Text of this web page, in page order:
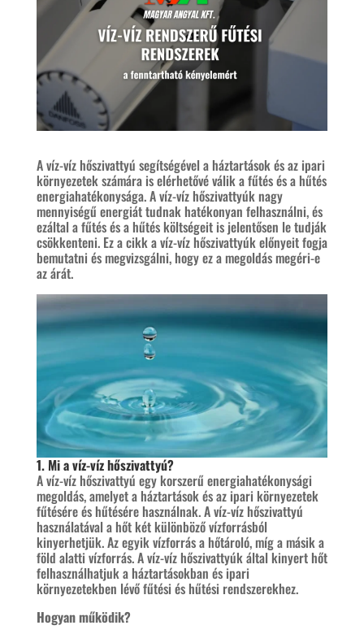
A víz-víz hőszivattyú segítségével a háztartások és az ipari
környezetek számára is elérhetővé válik a fűtés és a hűtés
energiahatékonysága. A víz-víz hőszivattyúk nagy
mennyiségű energiát tudnak hatékonyan felhasználni, és
ezáltal a fűtés és a hűtés költségeit is jelentősen le tudják
csökkenteni. Ez a cikk a víz-víz hőszivattyúk előnyeit fogja
bemutatni és megvizsgálni, hogy ez a megoldás megéri-e
az árát.
1. Mi a víz-víz hőszivattyú?
A víz-víz hőszivattyú egy korszerű energiahatékonysági
megoldás, amelyet a háztartások és az ipari környezetek
fűtésére és hűtésére használnak. A víz-víz hőszivattyú
használatával a hőt két különböző vízforrásból
kinyerhetjük. Az egyik vízforrás a hőtároló, míg a másik a
föld alatti vízforrás. A víz-víz hőszivattyúk által kinyert hőt
felhasználhatjuk a háztartásokban és ipari
környezetekben lévő fűtési és hűtési rendszerekhez.
Hogyan működik?